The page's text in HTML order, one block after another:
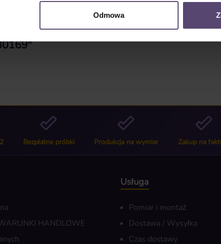
Odmowa
Bezpłatne próbki Produkcja na wymiar Zakup na
HANDLOWE
Usługa
Pomiar i montaż
Dostawa / Wysyłka
Czas dostawy